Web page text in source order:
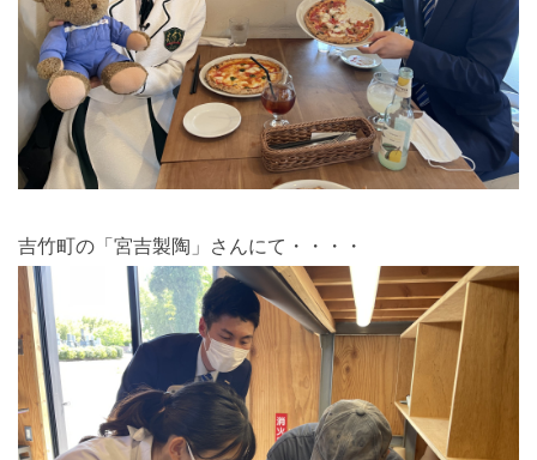
吉竹町の「宮吉製陶」さんにて・・・・